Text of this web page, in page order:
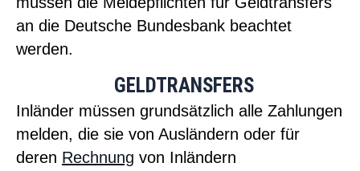
an die Deutsche Bundesbank beachtet
werden.
GELDTRANSFERS
Inländer müssen grundsätzlich alle Zahlungen
melden, die sie von Ausländern oder für
deren Rechnung von Inländern